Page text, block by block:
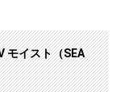
モイスト（SEA